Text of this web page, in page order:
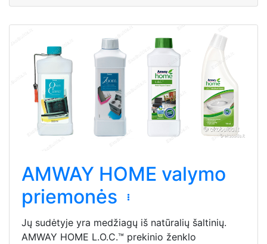
AMWAY HOME valymo
priemonės
Jų sudėtyje yra medžiagų iš natūralių šaltinių.
AMWAY HOME L.O.C.™ prekinio ženklo